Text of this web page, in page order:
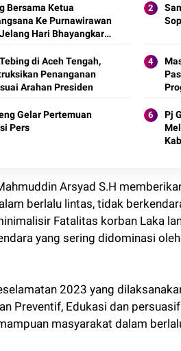
Bersama Ketua
Ke Purnawirawan
Hari Bhayangkara
di Aceh Tengah,
Penanganan
Arahan Presiden
Gelar Pertemuan
Pers
Pj
Arsyad S.H
berlalu lintas, tidak
Fatalitas korban Laka
yang sering didominasi
2023 yang
Preventif, Edukasi dan
masyarakat dalam